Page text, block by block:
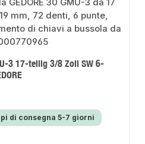
3 17-teilig 3/8 Zoll SW 6-
di consegna 5-7 giorni